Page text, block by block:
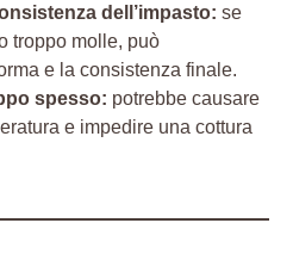
dell’impasto: se
troppo molle, può
e la consistenza finale.
spesso: potrebbe causare
e impedire una cottura